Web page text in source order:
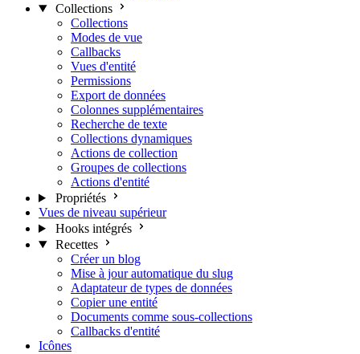
Collections
Collections
Modes de vue
Callbacks
Vues d'entité
Permissions
Export de données
Colonnes supplémentaires
Recherche de texte
Collections dynamiques
Actions de collection
Groupes de collections
Actions d'entité
Propriétés
Vues de niveau supérieur
Hooks intégrés
Recettes
Créer un blog
Mise à jour automatique du slug
Adaptateur de types de données
Copier une entité
Documents comme sous-collections
Callbacks d'entité
Icônes